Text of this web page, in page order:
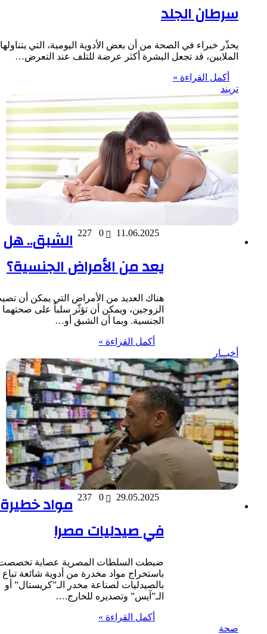
سرطان الجلد
يحذّر خبراء في الصحة من أن بعض الأدوية اليومية، التي يتناولها
الملايين، قد تجعل البشرة أكثر عرضة للتلف عند التعرض…
أكمل القراءة »
تريند
11.06.2025
0
227
الشبق.. هل
يعد من الأمراض الجنسية؟
هناك العديد من الأمراض التي يمكن أن تصيب
الزوجين، ويمكن أن تؤثّر سلباً على صحتهما
الجنسية. وبما أن الشبق أو…
أكمل القراءة »
أخبــار
29.05.2025
0
237
مواد خطيرة
في صيدليات مصر!
ضبطت السلطات المصرية عصابة تخصصت
باستخراج مواد مخدرة من أدوية شائعة تباع
بالصيدليات لصناعة مخدر الـ”كريستال” أو
الـ”آيس” وتصديره للخارج.…
أكمل القراءة »
صحة